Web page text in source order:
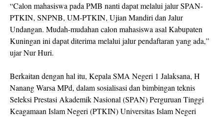
“Calon mahasiswa pada PMB nanti dapat melalui jalur SPAN-
PTKIN, SNPNB, UM-PTKIN, Ujian Mandiri dan Jalur
Undangan. Mudah-mudahan calon mahasiswa asal Kabupaten
Kuningan ini dapat diterima melalui jalur pendaftaran yang ada,”
ujar Nur Huri.
Berkaitan dengan hal itu, Kepala SMA Negeri 1 Jalaksana, H
Nanang Warsa MPd, dalam sosialisasi dan bimbingan teknis
Seleksi Prestasi Akademik Nasional (SPAN) Perguruan Tinggi
Keagamaan Islam Negeri (PTKIN) Universitas Islam Negeri